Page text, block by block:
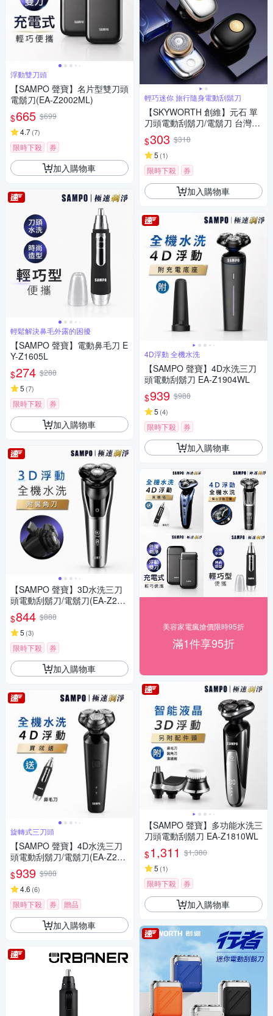
浮動雙刀頭
【SAMPO 聲寶】名片型雙刀頭
電鬍刀(EA-Z2002ML)
$665 $699
4.7(7)
限時下殺 券
加入購物車
輕鬆解決鼻毛外露的困擾
【SAMPO 聲寶】電動鼻毛刀 E
Y-Z1605L
$274 $288
5 (7)
限時下殺 券
加入購物車
【SAMPO 聲寶】3D水洗三刀
頭電動刮鬍刀/電鬍刀(EA-Z243
1WL)
$844 $888
5 (3)
限時下殺 券
加入購物車
旋轉式三刀頭
【SAMPO 聲寶】4D水洗三刀
頭電動刮鬍刀/電鬍刀(EA-Z213
2WL)
$939 $988
4.6 (6)
限時下殺 券 贈品
加入購物車
輕巧迷你 旅行隨身電動刮鬍刀
【SKYWORTH 創維】元石 單
刀頭電動刮鬍刀/電鬍刀 台灣公
司貨(充電式/IPX7防水/全機水
洗)
$303 $318
5 (1)
限時下殺 券
加入購物車
4D浮動 全機水洗
【SAMPO 聲寶】4D水洗三刀
頭電動刮鬍刀 EA-Z1904WL
$939 $988
5 (4)
限時下殺 券
加入購物車
美容家電瘋搶價限時95折
滿1件享95折
【SAMPO 聲寶】多功能水洗三
刀頭電動刮鬍刀 EA-Z1810WL
$1,311 $1,380
5 (1)
限時下殺 券
加入購物車